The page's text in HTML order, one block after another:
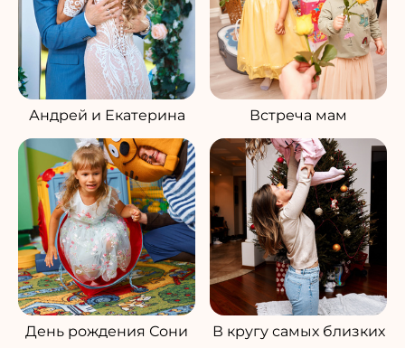
Андрей и Екатерина Встреча мам
День рождения Сони В кругу самых близких